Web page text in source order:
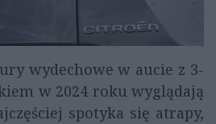
wydechowe w aucie z 3-
w 2024 roku wyglądają
spotyka się atrapy,